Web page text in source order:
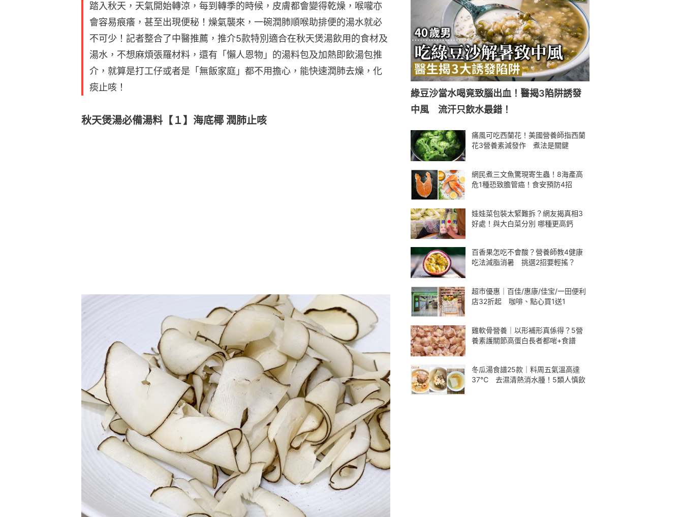
踏入秋天，天氣開始轉涼，每到轉季的時候，皮膚都會變得乾燥，喉嚨亦
會容易痕癢，甚至出現便秘！燥氣襲來，一碗潤肺順喉助排便的湯水就必
不可少！記者整合了中醫推薦，推介5款特別適合在秋天煲湯飲用的食材及
湯水，不想麻煩張羅材料，還有「懶人恩物」的湯料包及加熱即飲湯包推
介，就算是打工仔或者是「無飯家庭」都不用擔心，能快速潤肺去燥，化
痰止咳！
秋天煲湯必備湯料【１】海底椰 潤肺止咳
綠豆沙當水喝竟致腦出血！醫揭3陷阱誘發
中風 流汗只飲水最錯！
痛風可吃西蘭花！美國營養師指西蘭
花3營養素減發作 煮法是關鍵
網民煮三文魚驚現寄生蟲！8海產高
危1種恐致膽管癌！食安預防4招
娃娃菜包裝太緊難拆？網友揭真相3
好處！與大白菜分別 哪種更高鈣
百香果怎吃不會酸？營養師教4健康
吃法減脂消暑 挑選2招要輕搖？
超市優惠｜百佳/惠康/佳宝/一田便利
店32折起 咖啡、點心買1送1
雞軟骨營養｜以形補形真係得？5營
養素護關節高蛋白長者都啱+食譜
冬瓜湯食譜25款｜料周五氣溫高達
37℃ 去濕清熱消水腫！5類人慎飲